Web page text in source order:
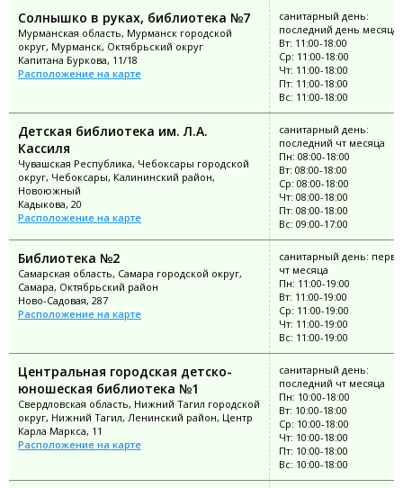
Солнышко в руках, библиотека №7
Мурманская область, Мурманск городской
округ, Мурманск, Октябрьский округ
Капитана Буркова, 11/18
Расположение на карте
санитарный день:
последний день месяца
Вт: 11:00-18:00
Ср: 11:00-18:00
Чт: 11:00-18:00
Пт: 11:00-18:00
Вс: 11:00-18:00
Детская библиотека им. Л.А.
Кассиля
Чувашская Республика, Чебоксары городской
округ, Чебоксары, Калининский район,
Новоюжный
Кадыкова, 20
Расположение на карте
санитарный день:
последний чт месяца
Пн: 08:00-18:00
Вт: 08:00-18:00
Ср: 08:00-18:00
Чт: 08:00-18:00
Пт: 08:00-18:00
Вс: 09:00-17:00
Библиотека №2
Самарская область, Самара городской округ,
Самара, Октябрьский район
Ново-Садовая, 287
Расположение на карте
санитарный день:
чт месяца
Пн: 11:00-19:00
Вт: 11:00-19:00
Ср: 11:00-19:00
Чт: 11:00-19:00
Вс: 11:00-19:00
Центральная городская детско-
юношеская библиотека №1
Свердловская область, Нижний Тагил городской
округ, Нижний Тагил, Ленинский район, Центр
Карла Маркса, 11
Расположение на карте
санитарный день:
последний чт месяца
Пн: 10:00-18:00
Вт: 10:00-18:00
Ср: 10:00-18:00
Чт: 10:00-18:00
Пт: 10:00-18:00
Вс: 10:00-18:00